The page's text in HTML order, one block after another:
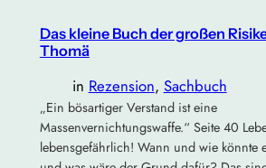
Das kleine Buch der großen
Thomä
in Rezension, Sachbuch
„Ein bösartiger Verstand ist eine
Massenvernichtungswaffe.“ Seite 40
lebensgefährlich! Wann und wie könnte